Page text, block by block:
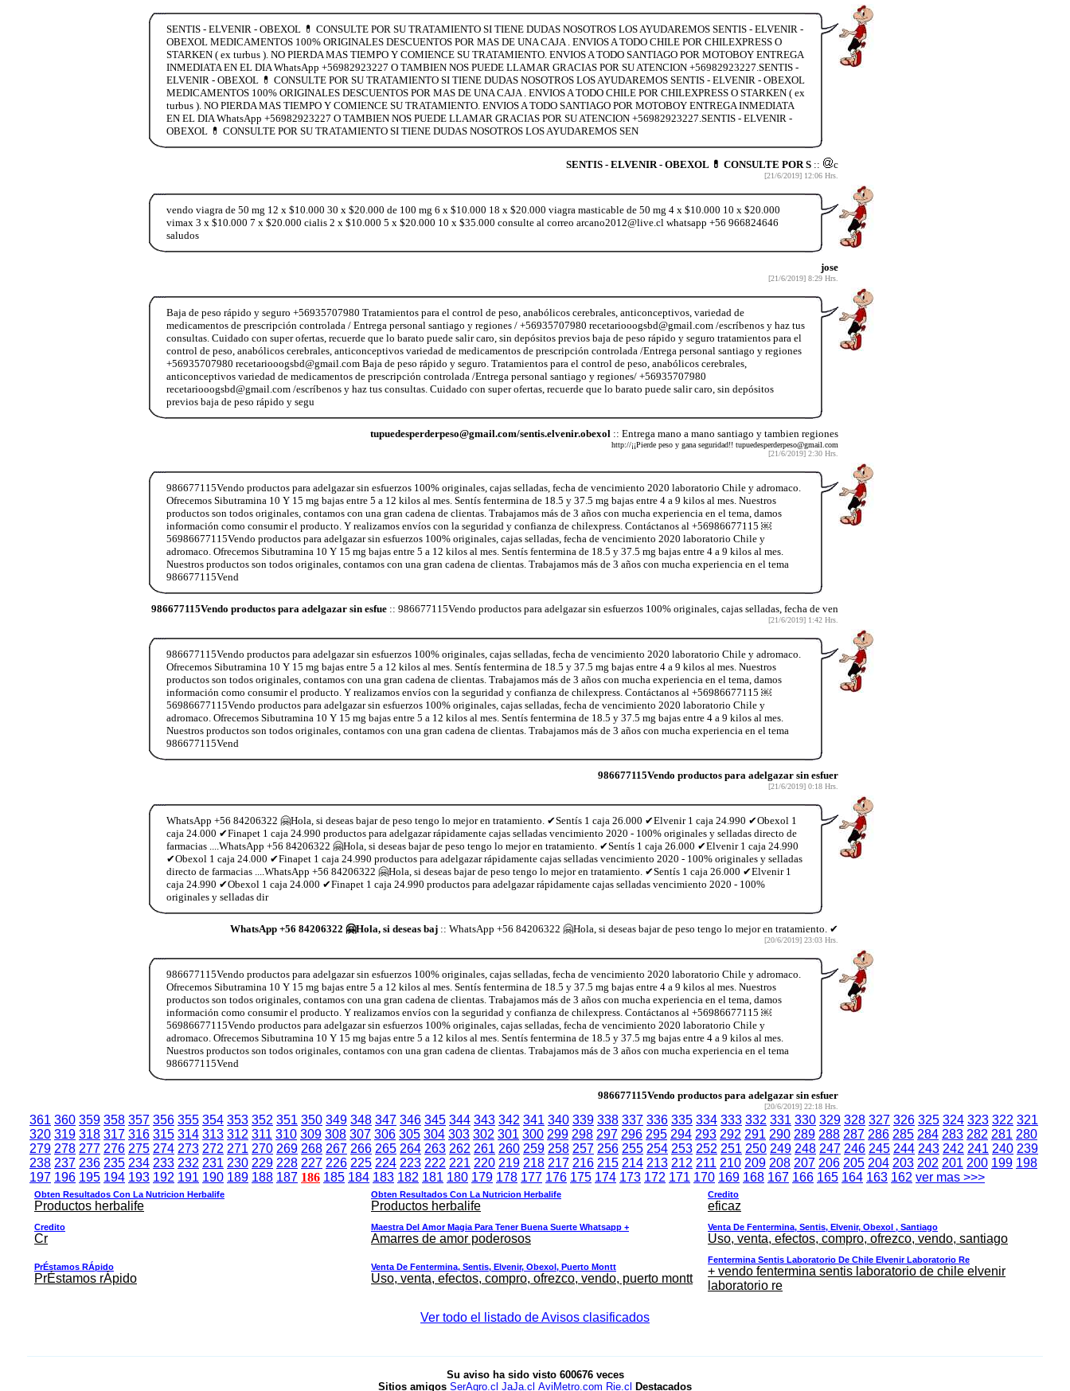
SENTIS - ELVENIR - OBEXOL 💊 CONSULTE POR SU TRATAMIENTO SI TIENE DUDAS NOSOTROS LOS AYUDAREMOS SENTIS - ELVENIR -
OBEXOL MEDICAMENTOS 100% ORIGINALES DESCUENTOS POR MAS DE UNA CAJA . ENVIOS A TODO CHILE POR CHILEXPRESS O
STARKEN ( ex turbus ). NO PIERDA MAS TIEMPO Y COMIENCE SU TRATAMIENTO. ENVIOS A TODO SANTIAGO POR MOTOBOY ENTREGA
INMEDIATA EN EL DIA WhatsApp +56982923227 O TAMBIEN NOS PUEDE LLAMAR GRACIAS POR SU ATENCION +56982923227.SENTIS -
ELVENIR - OBEXOL 💊 CONSULTE POR SU TRATAMIENTO SI TIENE DUDAS NOSOTROS LOS AYUDAREMOS SENTIS - ELVENIR - OBEXOL
MEDICAMENTOS 100% ORIGINALES DESCUENTOS POR MAS DE UNA CAJA . ENVIOS A TODO CHILE POR CHILEXPRESS O STARKEN ( ex
turbus ). NO PIERDA MAS TIEMPO Y COMIENCE SU TRATAMIENTO. ENVIOS A TODO SANTIAGO POR MOTOBOY ENTREGA INMEDIATA
EN EL DIA WhatsApp +56982923227 O TAMBIEN NOS PUEDE LLAMAR GRACIAS POR SU ATENCION +56982923227.SENTIS - ELVENIR -
OBEXOL 💊 CONSULTE POR SU TRATAMIENTO SI TIENE DUDAS NOSOTROS LOS AYUDAREMOS SEN
SENTIS - ELVENIR - OBEXOL 💊 CONSULTE POR S:: c
[21/6/2019] 12:06 Hrs.
vendo viagra de 50 mg 12 x $10.000 30 x $20.000 de 100 mg 6 x $10.000 18 x $20.000 viagra masticable de 50 mg 4 x $10.000 10 x $20.000
vimax 3 x $10.000 7 x $20.000 cialis 2 x $10.000 5 x $20.000 10 x $35.000 consulte al correo arcano2012@live.cl whatsapp +56 966824646
saludos
jose
[21/6/2019] 8:29 Hrs.
Baja de peso rápido y seguro +56935707980 Tratamientos para el control de peso, anabólicos cerebrales, anticonceptivos, variedad de
medicamentos de prescripción controlada / Entrega personal santiago y regiones / +56935707980 recetariooogsbd@gmail.com /escríbenos y haz tus
consultas. Cuidado con super ofertas, recuerde que lo barato puede salir caro, sin depósitos previos baja de peso rápido y seguro tratamientos para el
control de peso, anabólicos cerebrales, anticonceptivos variedad de medicamentos de prescripción controlada /Entrega personal santiago y regiones
+56935707980 recetariooogsbd@gmail.com Baja de peso rápido y seguro. Tratamientos para el control de peso, anabólicos cerebrales,
anticonceptivos variedad de medicamentos de prescripción controlada /Entrega personal santiago y regiones/ +56935707980
recetariooogsbd@gmail.com /escríbenos y haz tus consultas. Cuidado con super ofertas, recuerde que lo barato puede salir caro, sin depósitos
previos baja de peso rápido y segu
tupuedesperderpeso@gmail.com/sentis.elvenir.obexol :: Entrega mano a mano santiago y tambien regiones
http://¡¡Pierde peso y gana seguridad!! tupuedesperderpeso@gmail.com
[21/6/2019] 2:30 Hrs.
986677115Vendo productos para adelgazar sin esfuerzos 100% originales, cajas selladas, fecha de vencimiento 2020 laboratorio Chile y adromaco.
Ofrecemos Sibutramina 10 Y 15 mg bajas entre 5 a 12 kilos al mes. Sentís fentermina de 18.5 y 37.5 mg bajas entre 4 a 9 kilos al mes. Nuestros
productos son todos originales, contamos con una gran cadena de clientas. Trabajamos más de 3 años con mucha experiencia en el tema, damos
información como consumir el producto. Y realizamos envíos con la seguridad y confianza de chilexpress. Contáctanos al +56986677115 ￼
56986677115Vendo productos para adelgazar sin esfuerzos 100% originales, cajas selladas, fecha de vencimiento 2020 laboratorio Chile y
adromaco. Ofrecemos Sibutramina 10 Y 15 mg bajas entre 5 a 12 kilos al mes. Sentís fentermina de 18.5 y 37.5 mg bajas entre 4 a 9 kilos al mes.
Nuestros productos son todos originales, contamos con una gran cadena de clientas. Trabajamos más de 3 años con mucha experiencia en el tema
986677115Vend
986677115Vendo productos para adelgazar sin esfue:: 986677115Vendo productos para adelgazar sin esfuerzos 100% originales, cajas selladas, fecha de ven
[21/6/2019] 1:42 Hrs.
986677115Vendo productos para adelgazar sin esfuerzos 100% originales, cajas selladas, fecha de vencimiento 2020 laboratorio Chile y adromaco.
Ofrecemos Sibutramina 10 Y 15 mg bajas entre 5 a 12 kilos al mes. Sentís fentermina de 18.5 y 37.5 mg bajas entre 4 a 9 kilos al mes. Nuestros
productos son todos originales, contamos con una gran cadena de clientas. Trabajamos más de 3 años con mucha experiencia en el tema, damos
información como consumir el producto. Y realizamos envíos con la seguridad y confianza de chilexpress. Contáctanos al +56986677115 ￼
56986677115Vendo productos para adelgazar sin esfuerzos 100% originales, cajas selladas, fecha de vencimiento 2020 laboratorio Chile y
adromaco. Ofrecemos Sibutramina 10 Y 15 mg bajas entre 5 a 12 kilos al mes. Sentís fentermina de 18.5 y 37.5 mg bajas entre 4 a 9 kilos al mes.
Nuestros productos son todos originales, contamos con una gran cadena de clientas. Trabajamos más de 3 años con mucha experiencia en el tema
986677115Vend
986677115Vendo productos para adelgazar sin esfuer
[21/6/2019] 0:18 Hrs.
WhatsApp +56 84206322 🤗Hola, si deseas bajar de peso tengo lo mejor en tratamiento. ✔Sentís 1 caja 26.000 ✔Elvenir 1 caja 24.990 ✔Obexol 1
caja 24.000 ✔Finapet 1 caja 24.990 productos para adelgazar rápidamente cajas selladas vencimiento 2020 - 100% originales y selladas directo de
farmacias ....WhatsApp +56 84206322 🤗Hola, si deseas bajar de peso tengo lo mejor en tratamiento. ✔Sentís 1 caja 26.000 ✔Elvenir 1 caja 24.990
✔Obexol 1 caja 24.000 ✔Finapet 1 caja 24.990 productos para adelgazar rápidamente cajas selladas vencimiento 2020 - 100% originales y selladas
directo de farmacias ....WhatsApp +56 84206322 🤗Hola, si deseas bajar de peso tengo lo mejor en tratamiento. ✔Sentís 1 caja 26.000 ✔Elvenir 1
caja 24.990 ✔Obexol 1 caja 24.000 ✔Finapet 1 caja 24.990 productos para adelgazar rápidamente cajas selladas vencimiento 2020 - 100%
originales y selladas dir
WhatsApp +56 84206322 🤗Hola, si deseas baj:: WhatsApp +56 84206322 🤗Hola, si deseas bajar de peso tengo lo mejor en tratamiento. ✔
[20/6/2019] 23:03 Hrs.
986677115Vendo productos para adelgazar sin esfuerzos 100% originales, cajas selladas, fecha de vencimiento 2020 laboratorio Chile y adromaco.
Ofrecemos Sibutramina 10 Y 15 mg bajas entre 5 a 12 kilos al mes. Sentís fentermina de 18.5 y 37.5 mg bajas entre 4 a 9 kilos al mes. Nuestros
productos son todos originales, contamos con una gran cadena de clientas. Trabajamos más de 3 años con mucha experiencia en el tema, damos
información como consumir el producto. Y realizamos envíos con la seguridad y confianza de chilexpress. Contáctanos al +56986677115 ￼
56986677115Vendo productos para adelgazar sin esfuerzos 100% originales, cajas selladas, fecha de vencimiento 2020 laboratorio Chile y
adromaco. Ofrecemos Sibutramina 10 Y 15 mg bajas entre 5 a 12 kilos al mes. Sentís fentermina de 18.5 y 37.5 mg bajas entre 4 a 9 kilos al mes.
Nuestros productos son todos originales, contamos con una gran cadena de clientas. Trabajamos más de 3 años con mucha experiencia en el tema
986677115Vend
986677115Vendo productos para adelgazar sin esfuer
[20/6/2019] 22:18 Hrs.
361 360 359 358 357 356 355 354 353 352 351 350 349 348 347 346 345 344 343 342 341 340 339 338 337 336 335 334 333 332 331 330 329 328 327 326 325 324 323 322 321
320 319 318 317 316 315 314 313 312 311 310 309 308 307 306 305 304 303 302 301 300 299 298 297 296 295 294 293 292 291 290 289 288 287 286 285 284 283 282 281 280
279 278 277 276 275 274 273 272 271 270 269 268 267 266 265 264 263 262 261 260 259 258 257 256 255 254 253 252 251 250 249 248 247 246 245 244 243 242 241 240 239
238 237 236 235 234 233 232 231 230 229 228 227 226 225 224 223 222 221 220 219 218 217 216 215 214 213 212 211 210 209 208 207 206 205 204 203 202 201 200 199 198
197 196 195 194 193 192 191 190 189 188 187 186 185 184 183 182 181 180 179 178 177 176 175 174 173 172 171 170 169 168 167 166 165 164 163 162 ver mas >>>
Obten Resultados Con La Nutricion Herbalife
Productos herbalife
Obten Resultados Con La Nutricion Herbalife
Productos herbalife
Credito
eficaz
Credito
Cr
Maestra Del Amor Magia Para Tener Buena Suerte Whatsapp +
Amarres de amor poderosos
Venta De Fentermina, Sentis, Elvenir, Obexol , Santiago
Uso, venta, efectos, compro, ofrezco, vendo, santiago
PrÉstamos RÁpido
PrÉstamos rÁpido
Venta De Fentermina, Sentis, Elvenir, Obexol, Puerto Montt
Uso, venta, efectos, compro, ofrezco, vendo, puerto montt
Fentermina Sentis Laboratorio De Chile Elvenir Laboratorio Re
+ vendo fentermina sentis laboratorio de chile elvenir
laboratorio re
Ver todo el listado de Avisos clasificados
Su aviso ha sido visto 600676veces
Sitios amigos SerAgro.cl JaJa.cl AviMetro.com Rie.cl Destacados